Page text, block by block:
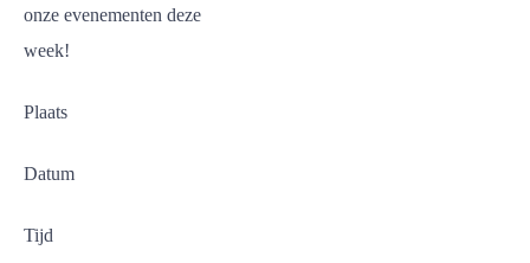
onze evenementen deze
week!
Plaats
Datum
Tijd